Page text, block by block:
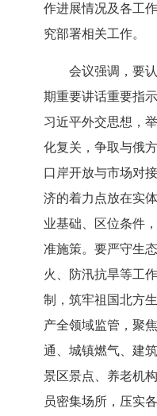
作进展情况及各工
究部署相关工作。
会议强调， 要
期重要讲话重要指
习近平外交思想，
化复关，争取与俄
口岸开放与市场对
济的着力点放在实
业基础、区位条件
准施策。 要严守生
火、防汛抗旱等工
制，筑牢祖国北方
产全领域监管，聚
通、城镇燃气、建
景区景点、养老机
员密集场所，压实